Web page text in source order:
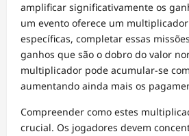
amplificar significativamente os
um evento oferece um
específicas, completar essas
ganhos que são o dobro do valor
multiplicador pode acumular-se
aumentando ainda mais os
Compreender como estes
crucial. Os jogadores devem